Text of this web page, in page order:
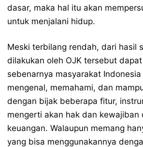
dasar, maka hal itu akan
untuk menjalani hidup.
Meski terbilang rendah, dari hasil
dilakukan oleh OJK tersebut
sebenarnya masyarakat
mengenal, memahami, dan
dengan bijak beberapa fitur,
mengerti akan hak dan kewajiban
keuangan. Walaupun memang
yang bisa menggunakannya